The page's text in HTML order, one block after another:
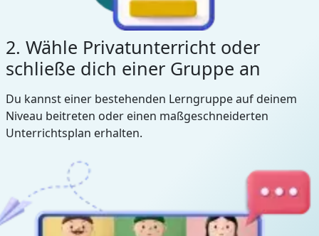
2. Wähle Privatunterricht oder
schließe dich einer Gruppe an
Du kannst einer bestehenden Lerngruppe auf deinem
Niveau beitreten oder einen maßgeschneiderten
Unterrichtsplan erhalten.